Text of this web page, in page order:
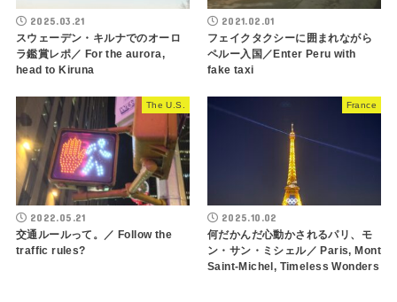
2025.03.21
スウェーデン・キルナでのオーロ
ラ鑑賞レポ／ For the aurora,
head to Kiruna
2021.02.01
フェイクタクシーに囲まれながら
ペルー入国／Enter Peru with
fake taxi
The U.S.
2022.05.21
交通ルールって。／ Follow the
traffic rules?
France
2025.10.02
何だかんだ心動かされるパリ、モ
ン・サン・ミシェル／ Paris, Mont
Saint-Michel, Timeless Wonders